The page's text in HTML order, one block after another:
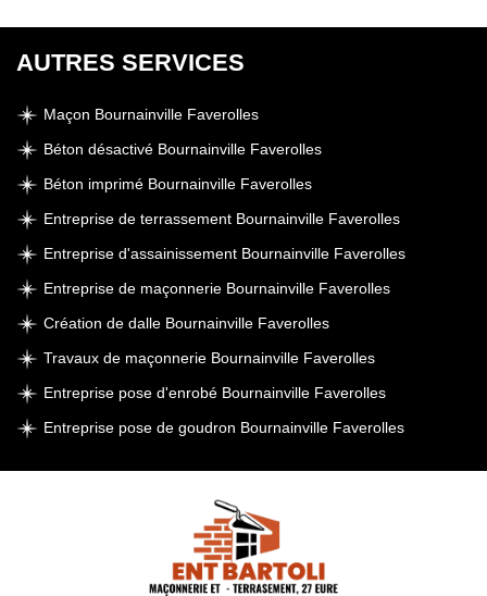
AUTRES SERVICES
Maçon Bournainville Faverolles
Béton désactivé Bournainville Faverolles
Béton imprimé Bournainville Faverolles
Entreprise de terrassement Bournainville Faverolles
Entreprise d'assainissement Bournainville Faverolles
Entreprise de maçonnerie Bournainville Faverolles
Création de dalle Bournainville Faverolles
Travaux de maçonnerie Bournainville Faverolles
Entreprise pose d'enrobé Bournainville Faverolles
Entreprise pose de goudron Bournainville Faverolles